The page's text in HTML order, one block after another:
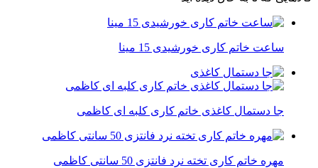
ساعت خاتم کاری خورشیدی 15 مینا
جا دستمال کاغذی خاتم کاری کلبه ای کاظمی
مهره خاتم کاری تخته نرد فانتزی 50 سانتی کاظمی